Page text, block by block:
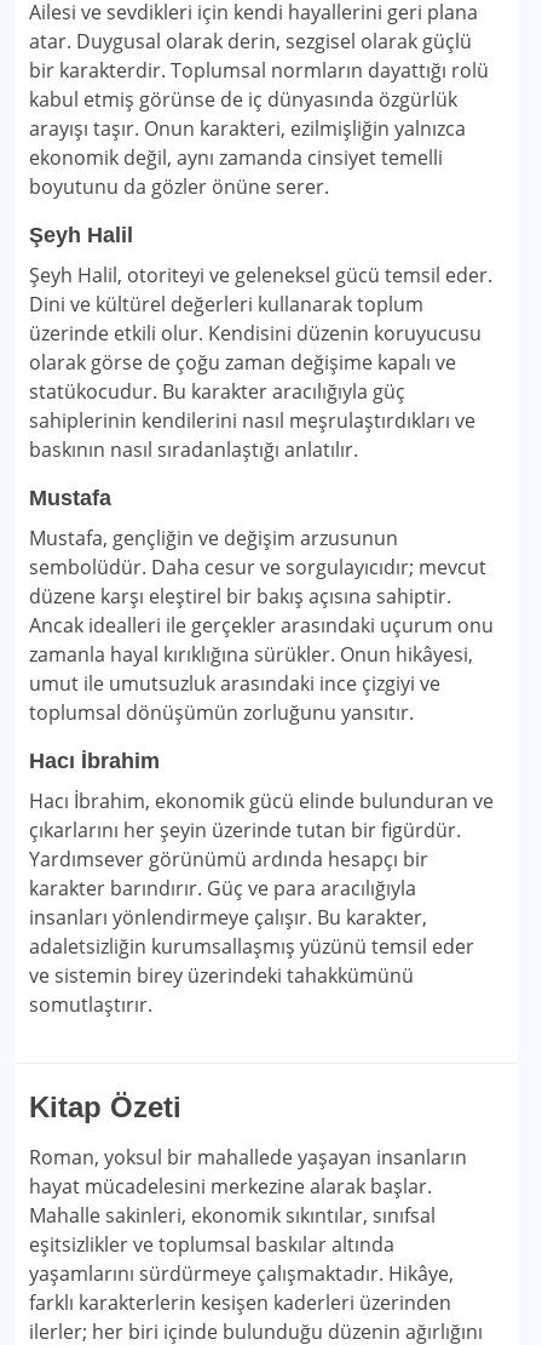
Ailesi ve sevdikleri için kendi hayallerini geri plana
atar. Duygusal olarak derin, sezgisel olarak güçlü
bir karakterdir. Toplumsal normların dayattığı rolü
kabul etmiş görünse de iç dünyasında özgürlük
arayışı taşır. Onun karakteri, ezilmişliğin yalnızca
ekonomik değil, aynı zamanda cinsiyet temelli
boyutunu da gözler önüne serer.
Şeyh Halil
Şeyh Halil, otoriteyi ve geleneksel gücü temsil eder.
Dini ve kültürel değerleri kullanarak toplum
üzerinde etkili olur. Kendisini düzenin koruyucusu
olarak görse de çoğu zaman değişime kapalı ve
statükocudur. Bu karakter aracılığıyla güç
sahiplerinin kendilerini nasıl meşrulaştırdıkları ve
baskının nasıl sıradanlaştığı anlatılır.
Mustafa
Mustafa, gençliğin ve değişim arzusunun
sembolüdür. Daha cesur ve sorgulayıcıdır; mevcut
düzene karşı eleştirel bir bakış açısına sahiptir.
Ancak idealleri ile gerçekler arasındaki uçurum onu
zamanla hayal kırıklığına sürükler. Onun hikâyesi,
umut ile umutsuzluk arasındaki ince çizgiyi ve
toplumsal dönüşümün zorluğunu yansıtır.
Hacı İbrahim
Hacı İbrahim, ekonomik gücü elinde bulunduran ve
çıkarlarını her şeyin üzerinde tutan bir figürdür.
Yardımsever görünümü ardında hesapçı bir
karakter barındırır. Güç ve para aracılığıyla
insanları yönlendirmeye çalışır. Bu karakter,
adaletsizliğin kurumsallaşmış yüzünü temsil eder
ve sistemin birey üzerindeki tahakkümünü
somutlaştırır.
Kitap Özeti
Roman, yoksul bir mahallede yaşayan insanların
hayat mücadelesini merkezine alarak başlar.
Mahalle sakinleri, ekonomik sıkıntılar, sınıfsal
eşitsizlikler ve toplumsal baskılar altında
yaşamlarını sürdürmeye çalışmaktadır. Hikâye,
farklı karakterlerin kesişen kaderleri üzerinden
ilerler; her biri içinde bulunduğu düzenin ağırlığını